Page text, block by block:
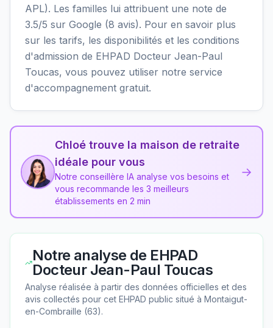
APL). Les familles lui attribuent une note de
3.5/5 sur Google (8 avis). Pour en savoir plus
sur les tarifs, les disponibilités et les conditions
d'admission de EHPAD Docteur Jean-Paul
Toucas, vous pouvez utiliser notre service
d'accompagnement gratuit.
Chloé trouve la maison de retraite
idéale pour vous
Notre conseillère IA analyse vos besoins et
vous recommande les 3 meilleurs
établissements en 2 min
→
Notre analyse de EHPAD
Docteur Jean-Paul Toucas
Analyse réalisée à partir des données officielles et des
avis collectés pour cet EHPAD public situé à Montaigut-
en-Combraille (63).